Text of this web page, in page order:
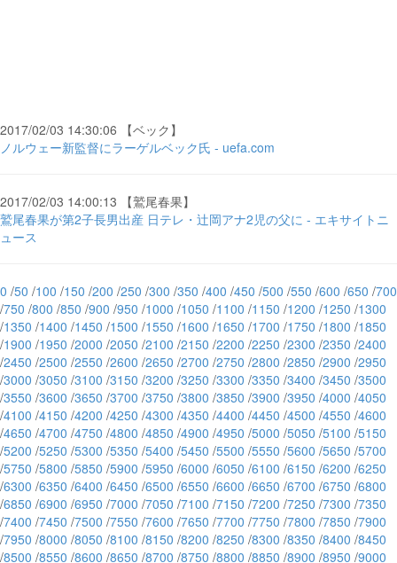
2017/02/03 14:30:06 【ベック】
ノルウェー新監督にラーゲルベック氏 - uefa.com
2017/02/03 14:00:13 【鷲尾春果】
鷲尾春果が第2子長男出産 日テレ・辻岡アナ2児の父に - エキサイトニ
ュース
0 /50 /100 /150 /200 /250 /300 /350 /400 /450 /500 /550 /600 /650 /700
/750 /800 /850 /900 /950 /1000 /1050 /1100 /1150 /1200 /1250 /1300
/1350 /1400 /1450 /1500 /1550 /1600 /1650 /1700 /1750 /1800 /1850
/1900 /1950 /2000 /2050 /2100 /2150 /2200 /2250 /2300 /2350 /2400
/2450 /2500 /2550 /2600 /2650 /2700 /2750 /2800 /2850 /2900 /2950
/3000 /3050 /3100 /3150 /3200 /3250 /3300 /3350 /3400 /3450 /3500
/3550 /3600 /3650 /3700 /3750 /3800 /3850 /3900 /3950 /4000 /4050
/4100 /4150 /4200 /4250 /4300 /4350 /4400 /4450 /4500 /4550 /4600
/4650 /4700 /4750 /4800 /4850 /4900 /4950 /5000 /5050 /5100 /5150
/5200 /5250 /5300 /5350 /5400 /5450 /5500 /5550 /5600 /5650 /5700
/5750 /5800 /5850 /5900 /5950 /6000 /6050 /6100 /6150 /6200 /6250
/6300 /6350 /6400 /6450 /6500 /6550 /6600 /6650 /6700 /6750 /6800
/6850 /6900 /6950 /7000 /7050 /7100 /7150 /7200 /7250 /7300 /7350
/7400 /7450 /7500 /7550 /7600 /7650 /7700 /7750 /7800 /7850 /7900
/7950 /8000 /8050 /8100 /8150 /8200 /8250 /8300 /8350 /8400 /8450
/8500 /8550 /8600 /8650 /8700 /8750 /8800 /8850 /8900 /8950 /9000